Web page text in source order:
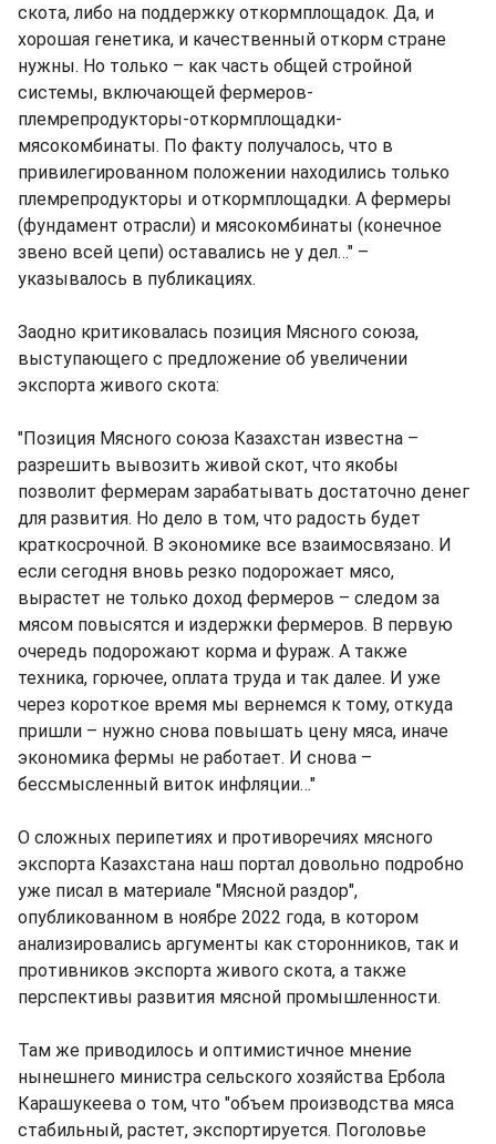
скота, либо на поддержку откормплощадок. Да, и
хорошая генетика, и качественный откорм стране
нужны. Но только – как часть общей стройной
системы, включающей фермеров-
племрепродукторы-откормплощадки-
мясокомбинаты. По факту получалось, что в
привилегированном положении находились только
племрепродукторы и откормплощадки. А фермеры
(фундамент отрасли) и мясокомбинаты (конечное
звено всей цепи) оставались не у дел…" –
указывалось в публикациях.
Заодно критиковалась позиция Мясного союза,
выступающего с предложение об увеличении
экспорта живого скота:
"Позиция Мясного союза Казахстан известна –
разрешить вывозить живой скот, что якобы
позволит фермерам зарабатывать достаточно денег
для развития. Но дело в том, что радость будет
краткосрочной. В экономике все взаимосвязано. И
если сегодня вновь резко подорожает мясо,
вырастет не только доход фермеров – следом за
мясом повысятся и издержки фермеров. В первую
очередь подорожают корма и фураж. А также
техника, горючее, оплата труда и так далее. И уже
через короткое время мы вернемся к тому, откуда
пришли – нужно снова повышать цену мяса, иначе
экономика фермы не работает. И снова –
бессмысленный виток инфляции…"
О сложных перипетиях и противоречиях мясного
экспорта Казахстана наш портал довольно подробно
уже писал в материале "Мясной раздор",
опубликованном в ноябре 2022 года, в котором
анализировались аргументы как сторонников, так и
противников экспорта живого скота, а также
перспективы развития мясной промышленности.
Там же приводилось и оптимистичное мнение
нынешнего министра сельского хозяйства Ербола
Карашукеева о том, что "объем производства мяса
стабильный, растет, экспортируется. Поголовье